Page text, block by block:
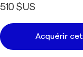
510 $US
Acquérir